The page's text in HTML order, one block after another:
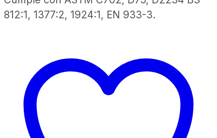
812:1, 1377:2, 1924:1, EN 933-3.